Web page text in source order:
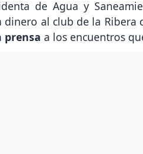
de Agua y
dinero al club de la Ribera
prensa a los encuentros